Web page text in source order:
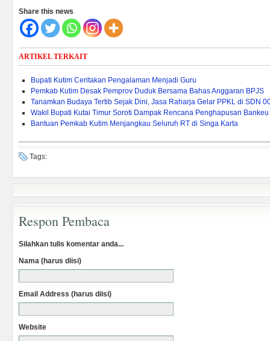
Share this news
ARTIKEL TERKAIT
Bupati Kutim Ceritakan Pengalaman Menjadi Guru
Pemkab Kutim Desak Pemprov Duduk Bersama Bahas Anggaran BPJS
Tanamkan Budaya Tertib Sejak Dini, Jasa Raharja Gelar PPKL di SDN
Wakil Bupati Kutai Timur Soroti Dampak Rencana Penghapusan
Bantuan Pemkab Kutim Menjangkau Seluruh RT di Singa Karta
Tags:
Respon Pembaca
Silahkan tulis komentar anda...
Nama (harus diisi)
Email Address (harus diisi)
Website